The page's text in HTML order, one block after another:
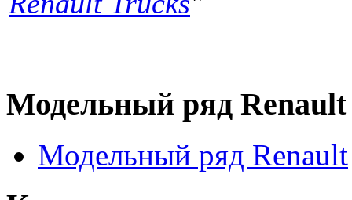
Модельный ряд Renault
Модельный ряд Renault